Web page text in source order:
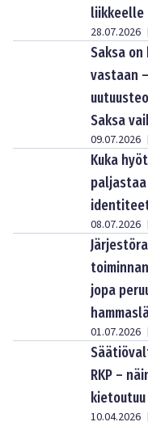
liikkeelle
28.07.2026
Saksa
vastaan
Saksa
09.07.2026
Kuka
08.07.2026
jopa
01.07.2026
RKP –
10.04.2026